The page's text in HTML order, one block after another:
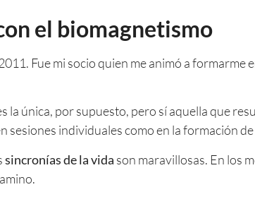
el biomagnetismo
Fue mi socio quien me animó a
la única, por supuesto, pero sí aquella que
sesiones individuales como en la formación
sincronías de la vida son maravillosas. En los